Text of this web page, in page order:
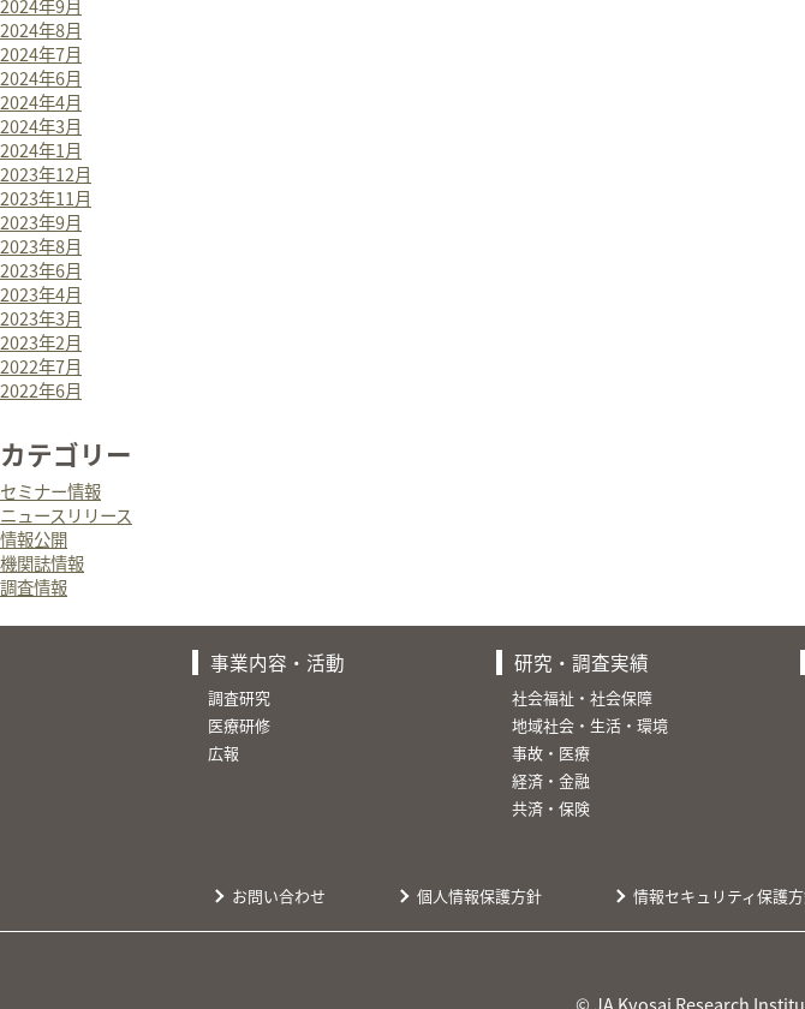
2024年9月
2024年8月
2024年7月
2024年6月
2024年4月
2024年3月
2024年1月
2023年12月
2023年11月
2023年9月
2023年8月
2023年6月
2023年4月
2023年3月
2023年2月
2022年7月
2022年6月
カテゴリー
セミナー情報
ニュースリリース
情報公開
機関誌情報
調査情報
事業内容・活動
調査研究
医療研修
広報
研究・調査実績
社会福祉・社会保障
地域社会・生活・環境
事故・医療
経済・金融
共済・保険
お問い合わせ 個人情報保護方針 情報セキュリティ保護
© JA Kyosai Research